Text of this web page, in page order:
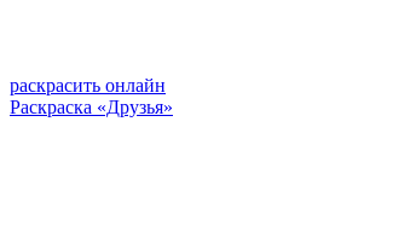
раскрасить онлайн
Раскраска «Друзья»